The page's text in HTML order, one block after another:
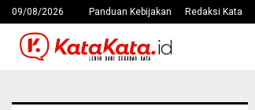
09/08/2026 Panduan Kebijakan Redaksi Kata